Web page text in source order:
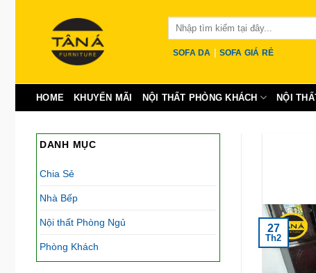
Tìm
kiếm:
SOFA DA
SOFA GIÁ RẺ
HOME KHUYẾN MÃI NỘI THẤT PHÒNG KHÁCH NỘI
DANH MỤC
Chia Sẻ
Nhà Bếp
Nội thất Phòng Ngủ
Phòng Khách
27
Th2